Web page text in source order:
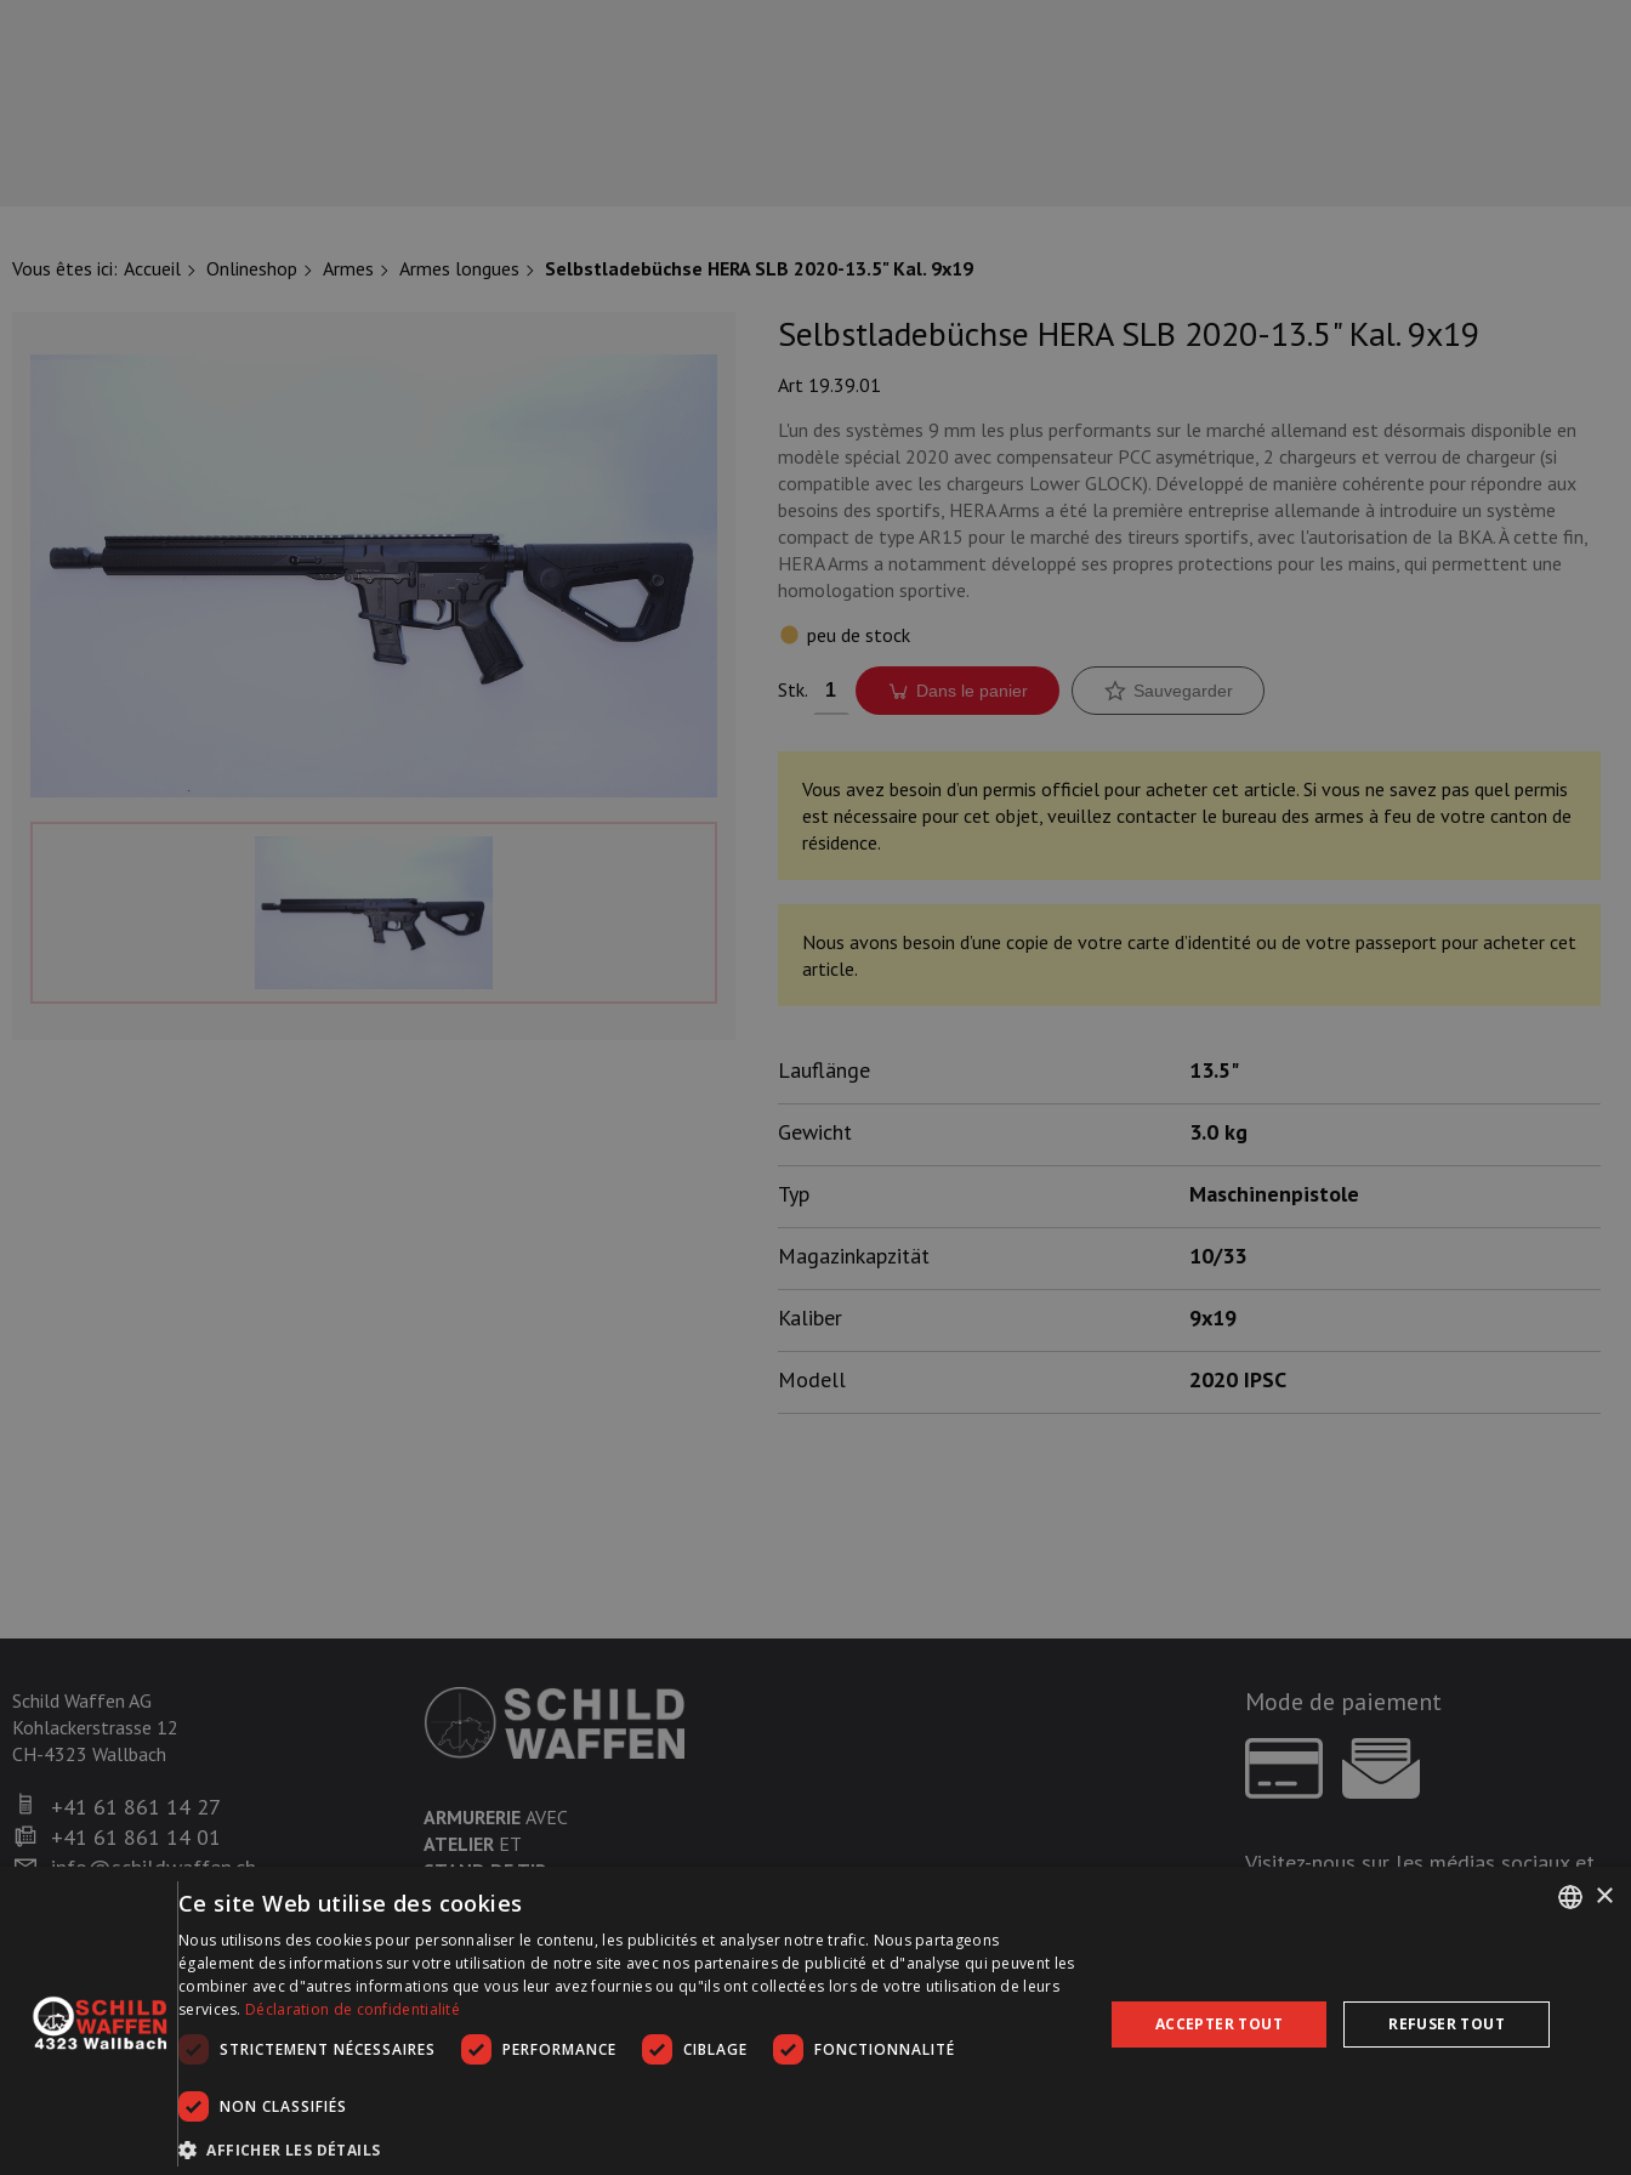
Vous êtes ici: Accueil Onlineshop Armes Armes longues Selbstladebüchse HERA SLB 2020-13.5" Kal. 9x19
Selbstladebüchse HERA SLB 2020-13.5" Kal. 9x19
Art 19.39.01
L'un des systèmes 9 mm les plus performants sur le marché allemand est désormais disponible en
modèle spécial2020 avec compensateur PCC asymétrique, 2 chargeurs et verrou de chargeur(si
compatible avec les chargeurs Lower GLOCK). Développé de manière cohérente pour répondre aux
besoins des sportifs, HERAArms a été la première entreprise allemande à introduire un système
compact de type AR15 pour le marché des tireurs sportifs, avec l'autorisation de la BKA.À cette fin,
HERAArms a notamment développé ses propres protections pour les mains, qui permettent une
homologation sportive.
peu de stock
Stk. Dans le panier Sauvegarder
Vous avez besoin d’un permis officiel pour acheter cet article. Si vous ne savez pas quel permis
est nécessaire pour cet objet, veuillez contacter le bureau des armes à feu de votre canton de
résidence.
Nous avons besoin d’une copie de votre carte d’identité ou de votre passeport pour acheter cet
article.
Lauflänge 13.5"
Gewicht 3.0 kg
Typ Maschinenpistole
Magazinkapzität 10/33
Kaliber 9x19
Modell 2020 IPSC
Schild Waffen AG
Kohlackerstrasse 12
CH-4323 Wallbach
+41 61 861 14 27
+41 61 861 14 01
info@schildwaffen.ch
ARMURERIE AVEC
ATELIER ET
STAND DE TIR
Mode de paiement
Visitez-nous sur les médias sociaux et
Munitions
FRENCH
×
Ce site Web utilise des cookies
Nous utilisons des cookies pour personnaliser le contenu, les publicités et analyser notre trafic. Nous partageons
également des informations sur votre utilisation de notre site avec nos partenaires de publicité et d"analyse qui peuvent les
combiner avec d"autres informations que vous leur avez fournies ou qu"ils ont collectées lors de votre utilisation de leurs
services. Déclaration de confidentialité
STRICTEMENT NÉCESSAIRES
PERFORMANCE CIBLAGE FONCTIONNALITÉ
NON CLASSIFIÉS
AFFICHER LES DÉTAILS
ACCEPTER TOUT REFUSER TOUT